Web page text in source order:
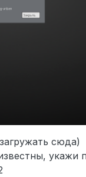
сюда)
укажи